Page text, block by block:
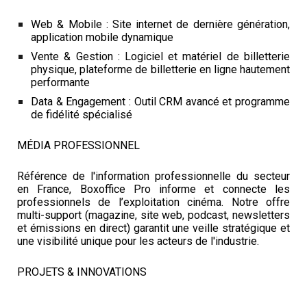
Web & Mobile : Site internet de dernière génération,
application mobile dynamique
Vente & Gestion : Logiciel et matériel de billetterie
physique, plateforme de billetterie en ligne hautement
performante
Data & Engagement : Outil CRM avancé et programme
de fidélité spécialisé
MÉDIA PROFESSIONNEL
Référence de l'information professionnelle du secteur
en France, Boxoffice Pro informe et connecte les
professionnels de l’exploitation cinéma. Notre offre
multi-support (magazine, site web, podcast, newsletters
et émissions en direct) garantit une veille stratégique et
une visibilité unique pour les acteurs de l'industrie.
PROJETS & INNOVATIONS